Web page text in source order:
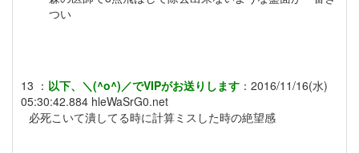
つい
13 ： 以下、＼(^o^)／でVIPがお送りします ： 2016/11/16(水)
05:30:42.884 hleWaSrG0.net
必死こいて潰してる時に計算ミスした時の絶望感